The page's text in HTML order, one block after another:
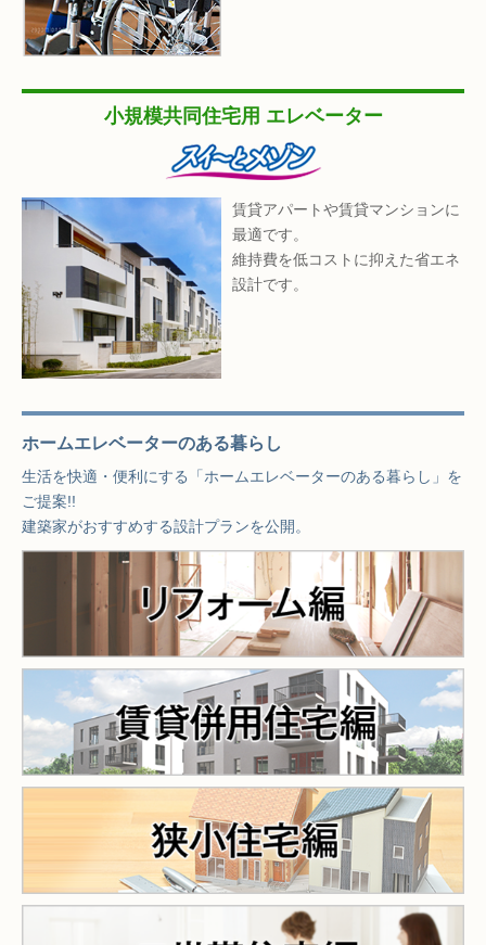
小規模共同住宅用 エレベーター
賃貸アパートや賃貸マンションに
最適です。
維持費を低コストに抑えた省エネ
設計です。
ホームエレベーターのある暮らし
生活を快適・便利にする「ホームエレベーターのある暮らし」を
ご提案!!
建築家がおすすめする設計プランを公開。